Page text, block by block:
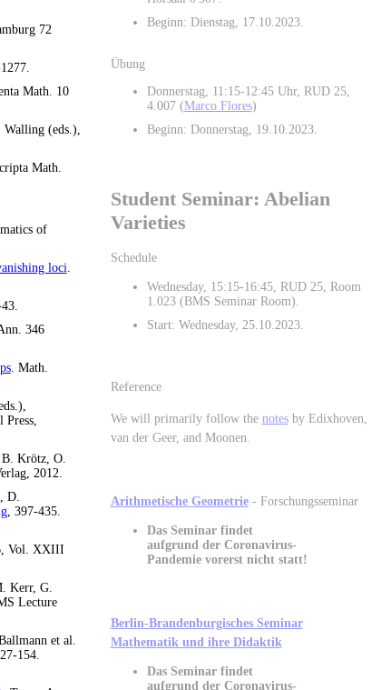
72
Math. 10
Walling (eds.),
Math.
of
loci.
346
. Math.
Press,
Krötz, O.
2012.
D.
, 397-435.
Vol. XXIII
Kerr, G.
Lecture
et al.
154.
Beginn: Dienstag, 17.10.2023.
Übung
Donnerstag, 11:15-12:45 Uhr, RUD 25,
4.007 (Marco Flores)
Beginn: Donnerstag, 19.10.2023.
Student Seminar: Abelian
Varieties
Schedule
Wednesday, 15:15-16:45, RUD 25, Room
1.023 (BMS Seminar Room).
Start: Wednesday, 25.10.2023.
Reference
We will primarily follow the notesby Edixhoven,
van der Geer, and Moonen.
Arithmetische Geometrie- Forschungsseminar
Das Seminar findet
aufgrund der Coronavirus-
Pandemievorerst nicht statt!
Berlin-Brandenburgisches Seminar
Mathematik und ihre Didaktik
Das Seminar findet
aufgrund der Coronavirus-